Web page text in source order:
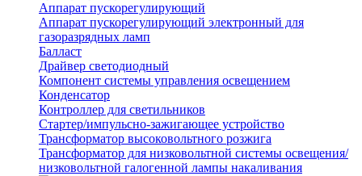
Аппарат пускорегулирующий
Аппарат пускорегулирующий электронный для
газоразрядных ламп
Балласт
Драйвер светодиодный
Компонент системы управления освещением
Конденсатор
Контроллер для светильников
Стартер/импульсно-зажигающее устройство
Трансформатор высоковольтного розжига
Трансформатор для низковольтной системы освещения/
низковольтной галогенной лампы накаливания